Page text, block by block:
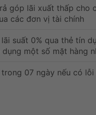
góp lãi xuất thấp cho
các đơn vị tài chính
suất 0% qua thẻ tín
dụng một số mặt hàng
07 ngày nếu có lỗi